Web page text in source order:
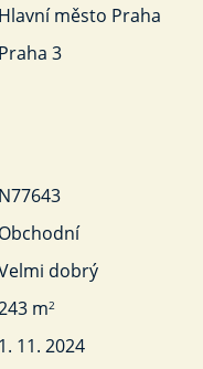
Hlavní město Praha
Praha 3
N77643
Obchodní
dobrý
m2
1. 11. 2024